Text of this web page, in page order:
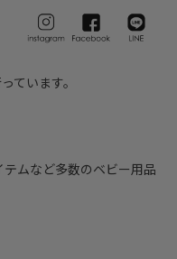
ています。
ムなど多数のベビー用品